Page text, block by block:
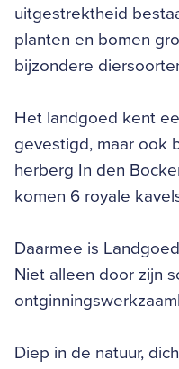
uitgestrektheid
planten en bomen
bijzondere
Het landgoed kent
gevestigd, maar ook
herberg In den
komen 6 royale
Daarmee is
Niet alleen door zijn
Diep in de natuur,